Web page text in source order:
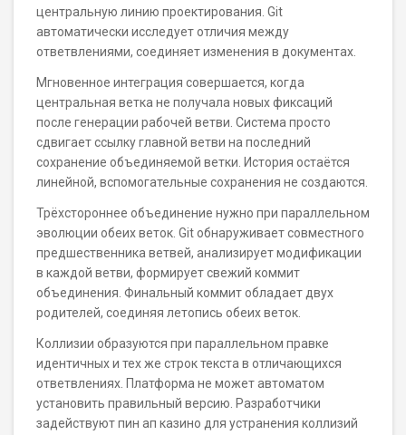
центральную линию проектирования. Git
автоматически исследует отличия между
ответвлениями, соединяет изменения в документах.
Мгновенное интеграция совершается, когда
центральная ветка не получала новых фиксаций
после генерации рабочей ветви. Система просто
сдвигает ссылку главной ветви на последний
сохранение объединяемой ветки. История остаётся
линейной, вспомогательные сохранения не создаются.
Трёхстороннее объединение нужно при параллельном
эволюции обеих веток. Git обнаруживает совместного
предшественника ветвей, анализирует модификации
в каждой ветви, формирует свежий коммит
объединения. Финальный коммит обладает двух
родителей, соединяя летопись обеих веток.
Коллизии образуются при параллельном правке
идентичных и тех же строк текста в отличающихся
ответвлениях. Платформа не может автоматом
установить правильный версию. Разработчики
задействуют пин ап казино для устранения коллизий